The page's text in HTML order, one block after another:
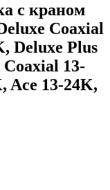
с краном
Coaxial
Deluxe Plus
13-
Ace 13-24K,